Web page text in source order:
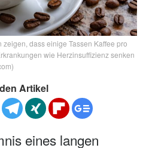
dass einige Tassen Kaffee pro
wie Herzinsuffizienz senken
Artikel
eines langen